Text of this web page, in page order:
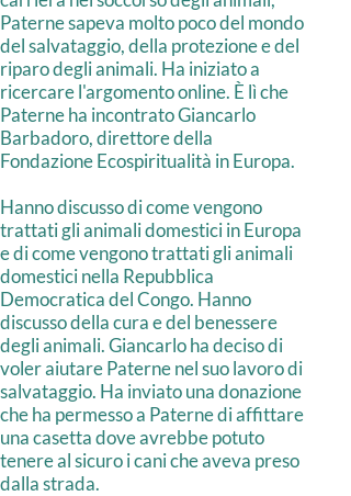
Paterne sapeva molto poco del mondo
del salvataggio, della protezione e del
riparo degli animali. Ha iniziato a
ricercare l'argomento online. È lì che
Paterne ha incontrato Giancarlo
Barbadoro, direttore della
Fondazione Ecospiritualità in Europa.
Hanno discusso di come vengono
trattati gli animali domestici in Europa
e di come vengono trattati gli animali
domestici nella Repubblica
Democratica del Congo. Hanno
discusso della cura e del benessere
degli animali. Giancarlo ha deciso di
voler aiutare Paterne nel suo lavoro di
salvataggio. Ha inviato una donazione
che ha permesso a Paterne di affittare
una casetta dove avrebbe potuto
tenere al sicuro i cani che aveva preso
dalla strada.